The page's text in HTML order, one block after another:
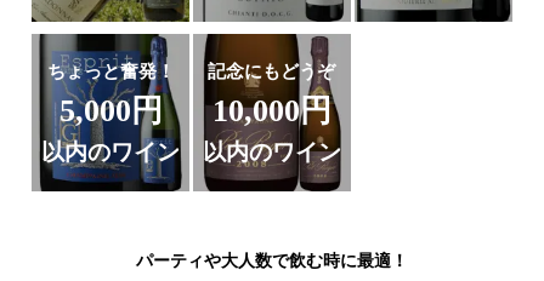
ちょっと奮発！
5,000円
以内のワイン
記念にもどうぞ
10,000円
以内のワイン
パーティや大人数で飲む時に最適！